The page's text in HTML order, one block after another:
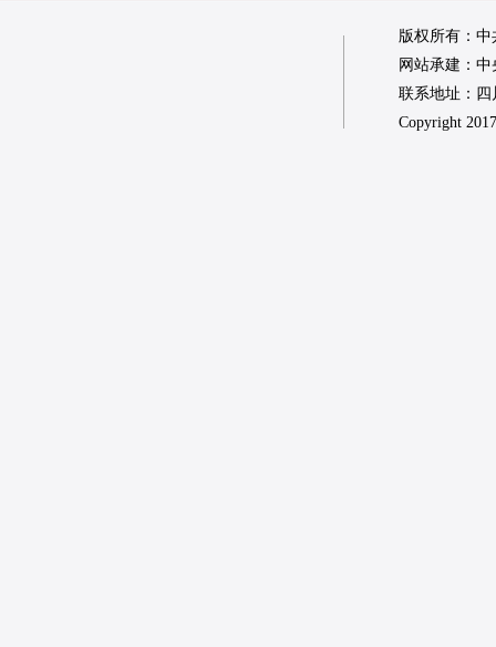
版权所有：
网站承建：
联系地址：四
Copyright